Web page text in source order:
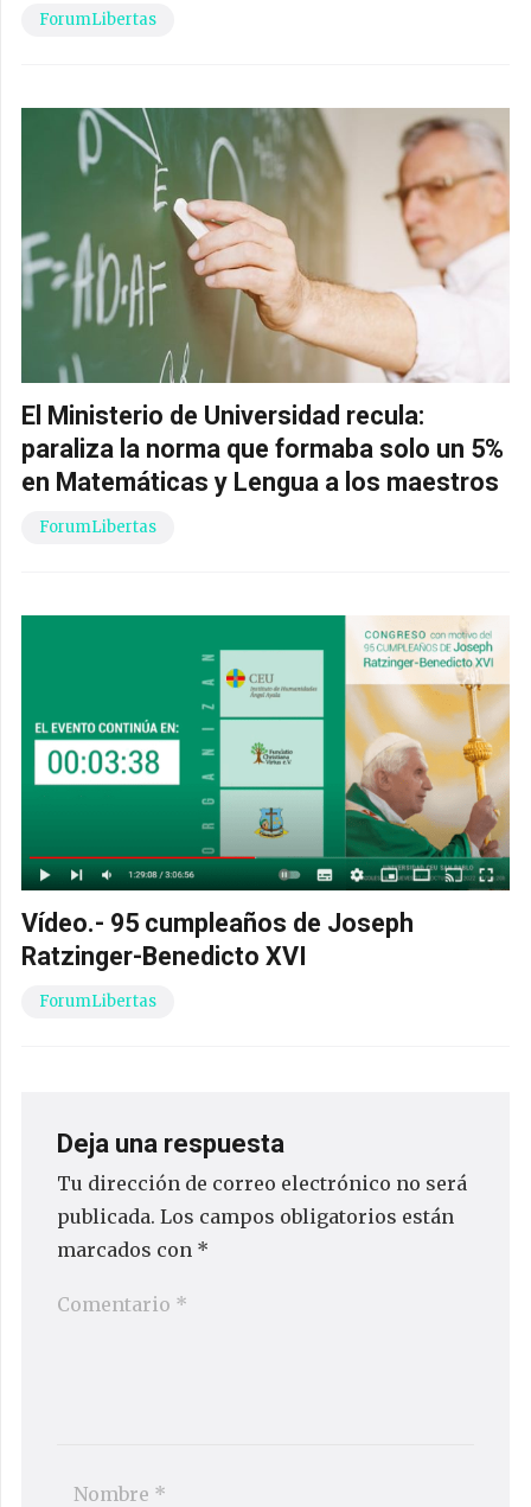
ForumLibertas
El Ministerio de Universidad recula:
paraliza la norma que formaba solo un 5%
en Matemáticas y Lengua a los maestros
ForumLibertas
Vídeo.- 95 cumpleaños de Joseph
Ratzinger-Benedicto XVI
ForumLibertas
Deja una respuesta
Tu dirección de correo electrónico no será
publicada. Los campos obligatorios están
marcados con *